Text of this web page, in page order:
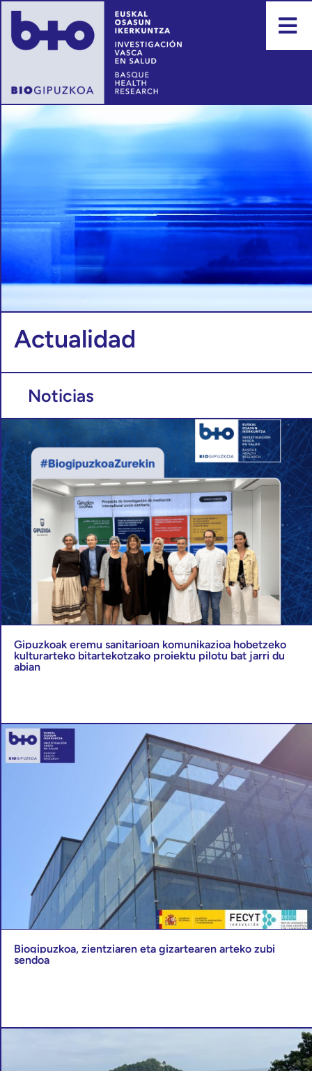
Actualidad
Noticias
Gipuzkoak eremu sanitarioan komunikazioa hobetzeko
kulturarteko bitartekotzako proiektu pilotu bat jarri du
abian
Biogipuzkoa, zientziaren eta gizartearen arteko zubi
sendoa